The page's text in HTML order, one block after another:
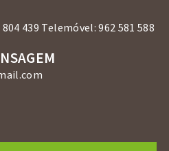
439 Telemóvel: 962 581 588